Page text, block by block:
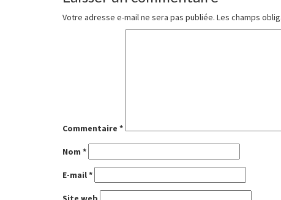
Votre adresse e-mail ne sera pas publiée. Les champs
Commentaire *
Nom *
E-mail*